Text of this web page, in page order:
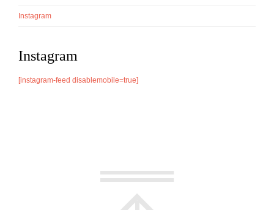
Instagram
Instagram
[instagram-feed disablemobile=true]